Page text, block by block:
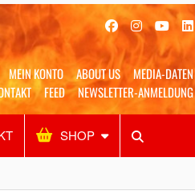
MEIN KONTO ABOUT US
MEDIA-DATEN
FEED NEWSLETTER-ANMELDUNG
SHOP
Alles Shop SUCHEN